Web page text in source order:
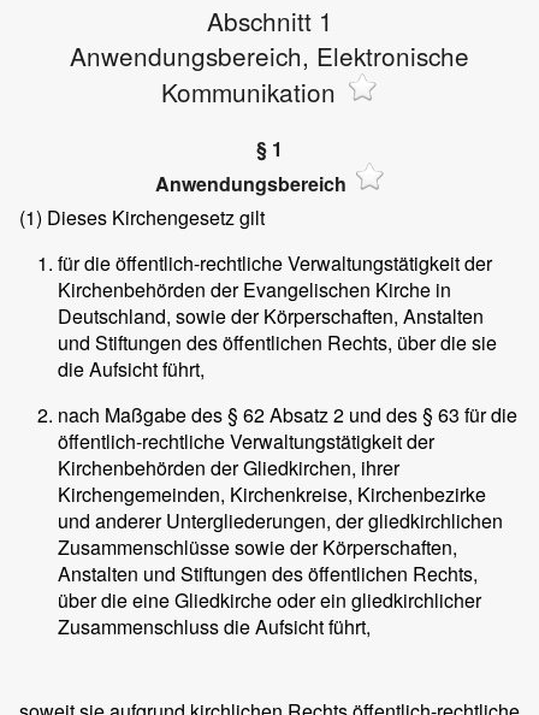
Abschnitt 1
Anwendungsbereich, Elektronische
Kommunikation
§ 1
Anwendungsbereich
(1) Dieses Kirchengesetz gilt
für die öffentlich-rechtliche Verwaltungstätigkeit der
Kirchenbehörden der Evangelischen Kirche in
Deutschland, sowie der Körperschaften, Anstalten
und Stiftungen des öffentlichen Rechts, über die sie
die Aufsicht führt,
nach Maßgabe des § 62 Absatz 2 und des § 63 für die
öffentlich-rechtliche Verwaltungstätigkeit der
Kirchenbehörden der Gliedkirchen, ihrer
Kirchengemeinden, Kirchenkreise, Kirchenbezirke
und anderer Untergliederungen, der gliedkirchlichen
Zusammenschlüsse sowie der Körperschaften,
Anstalten und Stiftungen des öffentlichen Rechts,
über die eine Gliedkirche oder ein gliedkirchlicher
Zusammenschluss die Aufsicht führt,